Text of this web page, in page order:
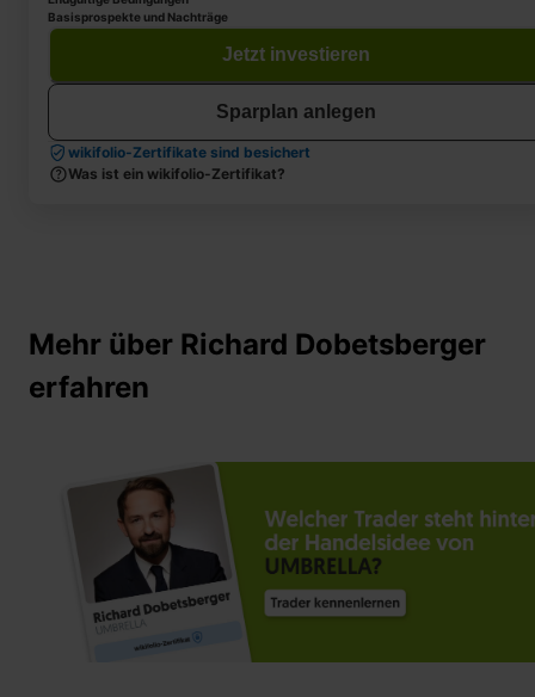
Basisprospekte und Nachträge
Jetzt investieren
Sparplan anlegen
wikifolio-Zertifikate sind besichert
Was ist ein wikifolio-Zertifikat?
Mehr über Richard Dobetsberger
erfahren